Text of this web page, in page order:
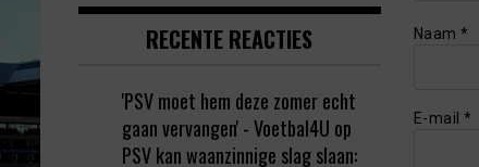
Naam *
E-mail *
RECENTE REACTIES
'PSV moet hem deze zomer echt
gaan vervangen' - Voetbal4U op
PSV kan waanzinnige slag slaan: